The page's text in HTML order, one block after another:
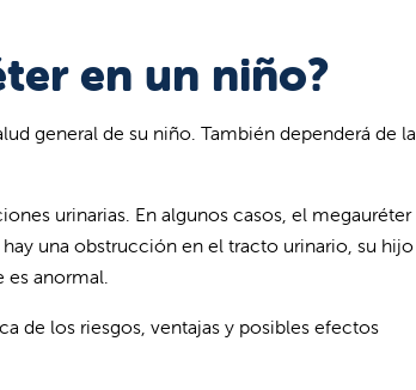
en un niño?
general de su niño. También dependerá de la
urinarias. En algunos casos, el megauréter
una obstrucción en el tracto urinario, su hijo
es anormal.
de los riesgos, ventajas y posibles efectos